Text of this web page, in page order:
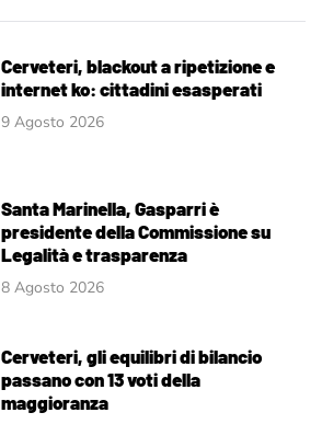
Cerveteri, blackout a ripetizione e
internet ko: cittadini esasperati
9 Agosto 2026
Santa Marinella, Gasparri è
presidente della Commissione su
Legalità e trasparenza
8 Agosto 2026
Cerveteri, gli equilibri di bilancio
passano con 13 voti della
maggioranza